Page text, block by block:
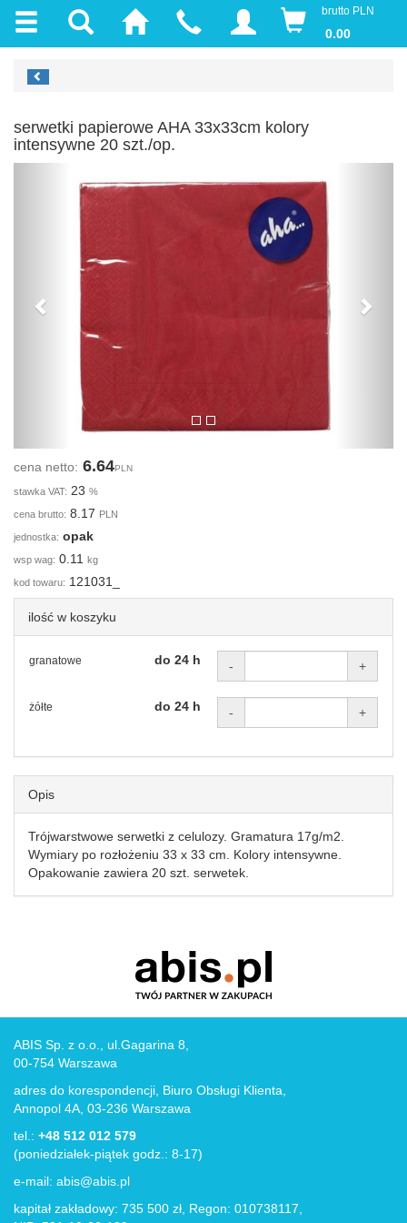
brutto PLN
0.00
serwetki papierowe AHA 33x33cm kolory
intensywne 20 szt./op.
cena netto: 6.64PLN
stawka VAT: 23 %
cena brutto: 8.17 PLN
jednostka: opak
wsp wag: 0.11 kg
kod towaru: 121031_
ilość w koszyku
granatowe do 24 h - +
żółte do 24 h - +
Opis
Trójwarstwowe serwetki z celulozy. Gramatura 17g/m2.
Wymiary po rozłożeniu 33 x 33 cm. Kolory intensywne.
Opakowanie zawiera 20 szt. serwetek.
ABIS Sp. z o.o., ul.Gagarina 8,
00-754 Warszawa
adres do korespondencji, Biuro Obsługi Klienta,
Annopol 4A, 03-236 Warszawa
tel.: +48 512 012 579
(poniedziałek-piątek godz.: 8-17)
e-mail: abis@abis.pl
kapitał zakładowy: 735 500 zł, Regon: 010738117,